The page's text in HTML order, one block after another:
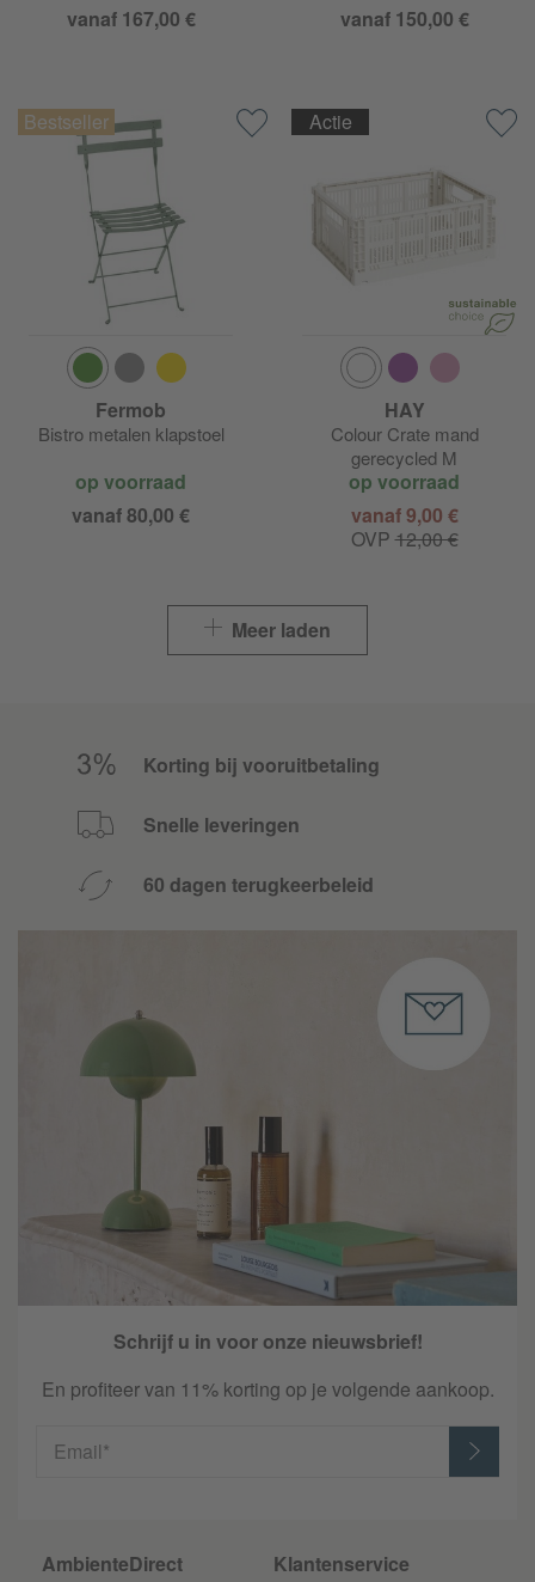
vanaf 167,00 €
vanaf 150,00 €
Fermob
Bistro metalen klapstoel
op voorraad
vanaf 80,00 €
Actie
HAY
Colour Crate mand
gerecycled M
op voorraad
vanaf 9,00 €
OVP12,00 €
Meer laden
Korting bij vooruitbetaling
Snelle leveringen
60 dagen terugkeerbeleid
Schrijf u in voor onze nieuwsbrief!
En profiteer van 11% korting op je volgende aankoop.
Email*
AmbienteDirect
Klantenservice